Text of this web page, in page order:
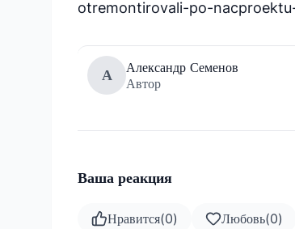
otremontirovali-po-
А
Александр Семенов
Автор
Ваша реакция
Нравится(0) Любовь(0)